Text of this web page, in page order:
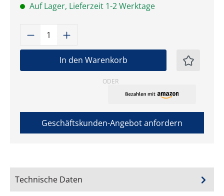
Auf Lager, Lieferzeit 1-2 Werktage
Produkt Anzahl: Gib den
In den Warenkorb
ODER
Geschäftskunden-Angebot anfordern
Technische Daten